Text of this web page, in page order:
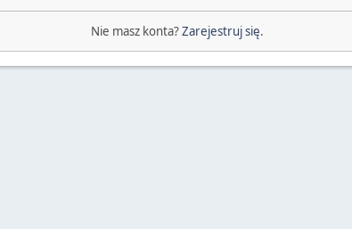
Nie masz konta?Zarejestruj się.